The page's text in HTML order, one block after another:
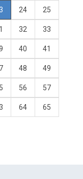
24 25
32 33
40 41
48 49
56 57
64 65